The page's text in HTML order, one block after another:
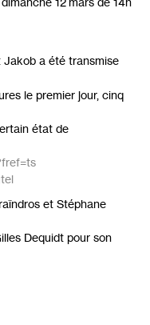
Jakob a été transmise
le premier jour, cinq
état de
et Stéphane
Dequidt pour son